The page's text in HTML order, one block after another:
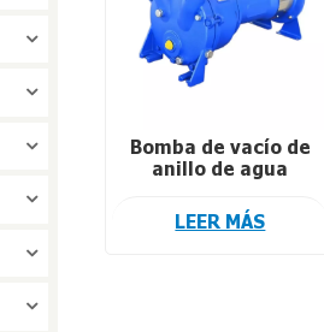
Bomba de vacío de
anillo de agua
opciones de
materiales
LEER MÁS